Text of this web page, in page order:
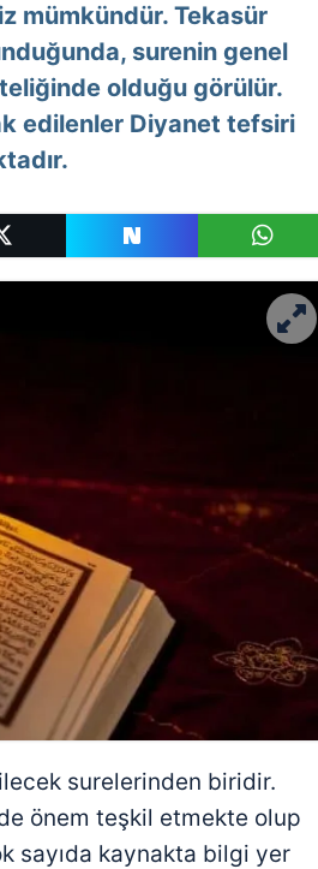
mümkündür. Tekasür
surenin genel
olduğu görülür.
edilenler Diyanet tefsiri
surelerinden biridir.
önem teşkil etmekte olup
sayıda kaynakta bilgi yer